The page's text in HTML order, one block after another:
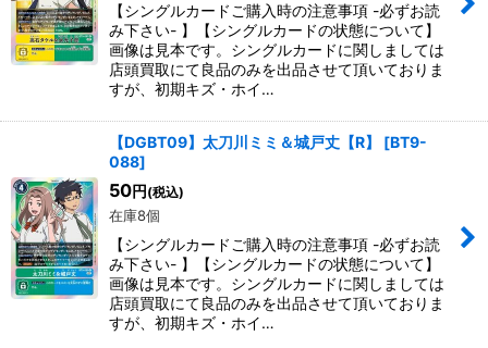
【シングルカードご購入時の注意事項 -必ずお読
み下さい- 】【シングルカードの状態について】
画像は見本です。シングルカードに関しましては
店頭買取にて良品のみを出品させて頂いておりま
すが、初期キズ・ホイ…
【DGBT09】太刀川ミミ＆城戸丈【R】 [BT9-
088]
50円 (税込)
在庫8個
【シングルカードご購入時の注意事項 -必ずお読
み下さい- 】【シングルカードの状態について】
画像は見本です。シングルカードに関しましては
店頭買取にて良品のみを出品させて頂いておりま
すが、初期キズ・ホイ…